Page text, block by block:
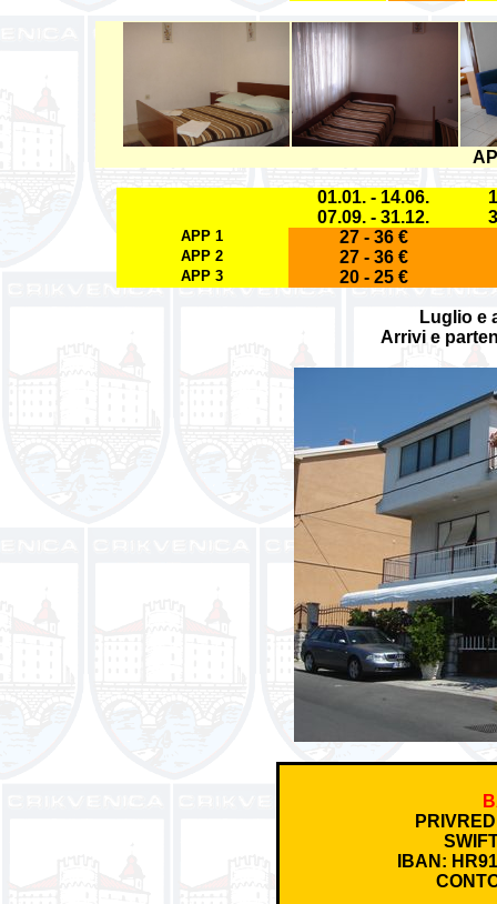
01.01. - 14.06.
07.09. - 31.12.
APP 1 27 - 36 €
APP 2 27 - 36 €
APP 3 20 - 25 €
Luglio e
Arrivi e
IBAN: